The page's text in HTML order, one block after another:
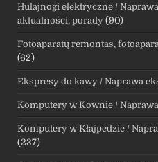
Hulajnogi elektryczne /
aktualności, porady (90)
Fotoaparatų remontas,
(62)
Ekspresy do kawy / Naprawa
Komputery w Kownie /
Komputery w Kłajpedzie /
(237)